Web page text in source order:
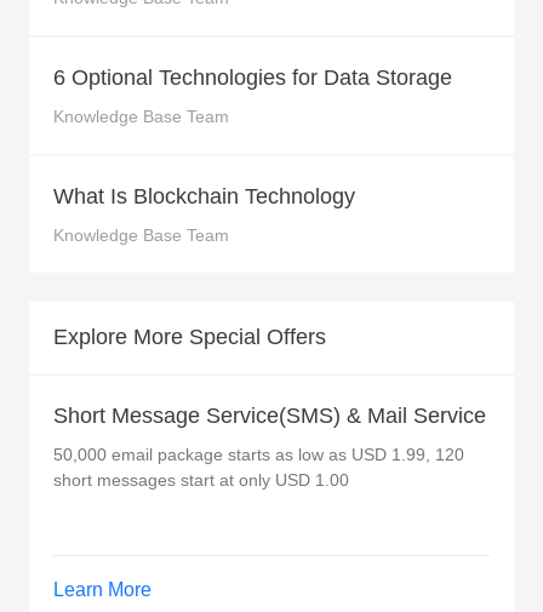
6 Optional Technologies for Data Storage
Knowledge Base Team
What Is Blockchain Technology
Knowledge Base Team
Explore More Special Offers
Short Message Service(SMS) & Mail Service
50,000 email package starts as low as USD 1.99, 120
short messages start at only USD 1.00
Learn More